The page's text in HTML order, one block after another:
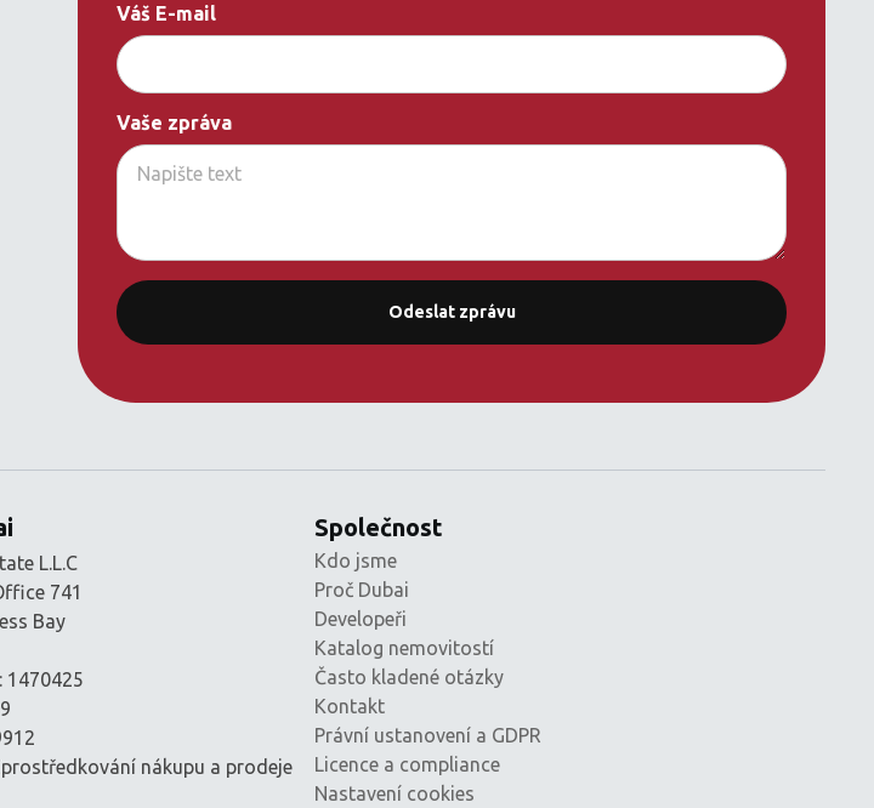
Váš E-mail
Vaše zpráva
L.L.C
741
Bay
1470425
nákupu a prodeje
Společnost
Kdo jsme
Proč Dubai
Developeři
Katalog nemovitostí
Často kladené otázky
Kontakt
Právní ustanovení a GDPR
Licence a compliance
Nastavení cookies